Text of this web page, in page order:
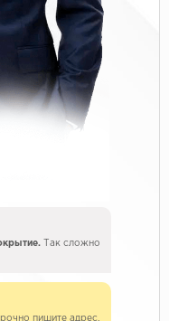
Так сложно
пишите адрес,